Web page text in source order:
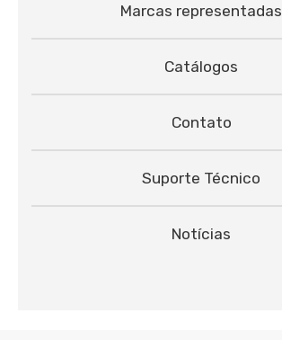
Marcas representadas
Catálogos
Contato
Suporte Técnico
Notícias